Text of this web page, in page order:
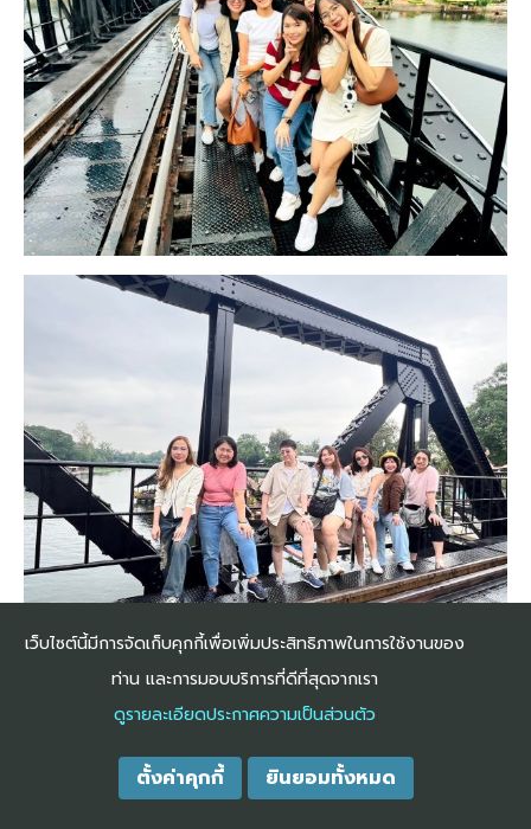
เว็บไซต์นี้มีการจัดเก็บคุกกี้เพื่อเพิ่มประสิทธิภาพในการใช้งานของ
ท่าน และการมอบบริการที่ดีที่สุดจากเรา
ดูรายละเอียดประกาศความเป็นส่วนตัว
ตั้งค่าคุกกี้ ยินยอมทั้งหมด